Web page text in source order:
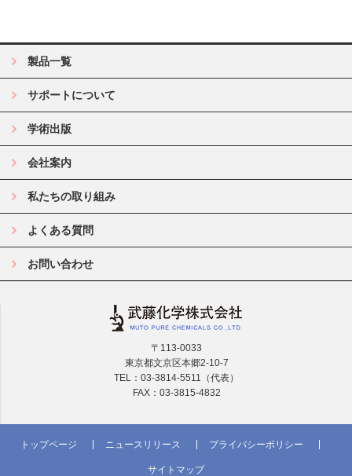
製品一覧
サポートについて
学術出版
会社案内
私たちの取り組み
よくある質問
お問い合わせ
〒113-0033
東京都文京区本郷2-10-7
TEL：03-3814-5511（代表）
FAX：03-3815-4832
トップページ ニュースリリース プライバシーポリシー
サイトマップ